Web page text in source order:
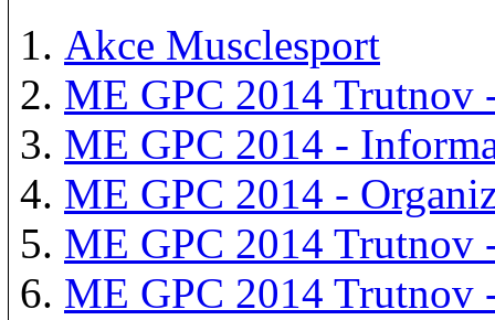
Akce Musclesport
ME GPC 2014 Trutnov
ME GPC 2014 -
ME GPC 2014 -
ME GPC 2014 Trutnov
ME GPC 2014 Trutnov